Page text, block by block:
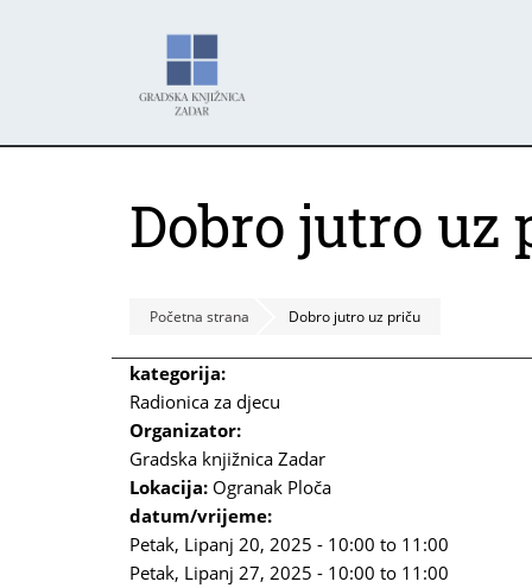
Dobro jutro uz
Početna strana Dobro jutro uz priču
kategorija:
Radionica za djecu
Organizator:
Gradska knjižnica Zadar
Lokacija: Ogranak Ploča
datum/vrijeme:
Petak, Lipanj 20, 2025 - 10:00 to 11:00
Petak, Lipanj 27, 2025 - 10:00 to 11:00